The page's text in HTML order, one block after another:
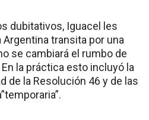
dubitativos, Iguacel les
transita por una
se cambiará el rumbo de
la práctica esto incluyó la
de la Resolución 46 y de las